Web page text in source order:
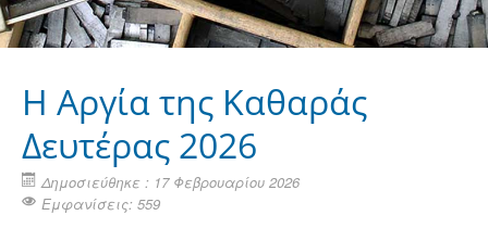
Η Aργία της Καθαράς
Δευτέρας 2026
Δημοσιεύθηκε : 17 Φεβρουαρίου 2026
Εμφανίσεις: 559